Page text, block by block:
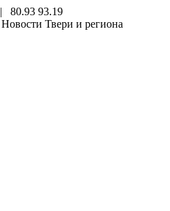
| 80.93 93.19
Новости Твери и региона